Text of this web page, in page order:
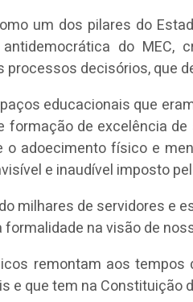
um dos pilares do
do MEC,
decisórios, que
educacionais que
de excelência
adoecimento físico e
e inaudível imposto
milhares de servidores e
na visão de
remontam aos
e que tem na Constituição